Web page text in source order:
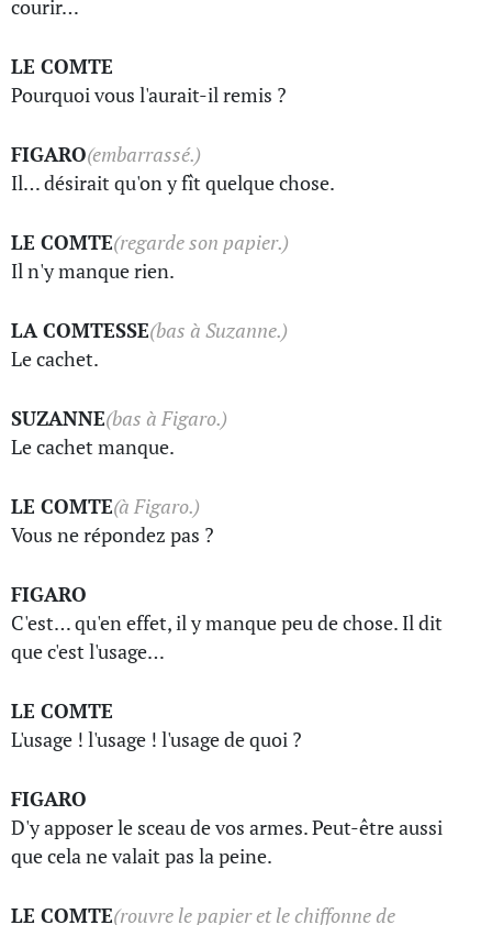
courir…
LE COMTE
Pourquoi vous l'aurait-il remis ?
FIGARO(embarrassé.)
Il… désirait qu'on y fît quelque chose.
LE COMTE(regarde son papier.)
Il n'y manque rien.
LA COMTESSE(bas à Suzanne.)
Le cachet.
SUZANNE(bas à Figaro.)
Le cachet manque.
LE COMTE(à Figaro.)
Vous ne répondez pas ?
FIGARO
C'est… qu'en effet, il y manque peu de chose. Il dit
que c'est l'usage…
LE COMTE
L'usage ! l'usage ! l'usage de quoi ?
FIGARO
D'y apposer le sceau de vos armes. Peut-être aussi
que cela ne valait pas la peine.
LE COMTE(rouvre le papier et le chiffonne de